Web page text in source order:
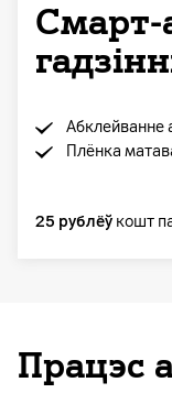
Смарт-
Абклейванне
Плёнка
25 рублёў кошт
Працэс